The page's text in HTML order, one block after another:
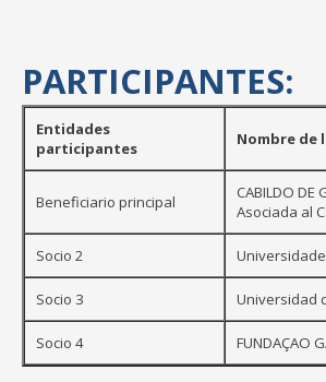
PARTICIPANTES:
Entidades
participantes
Nombre de
Beneficiario principal
CABILDO
Asociada al
Socio 2
Socio 3 Universidad
Socio 4 FUNDAÇAO